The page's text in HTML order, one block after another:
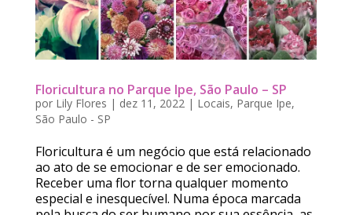
Floricultura no Parque Ipe, São Paulo – SP
por Lily Flores | dez 11, 2022| Locais, Parque Ipe,
São Paulo - SP
Floricultura é um negócio que está relacionado
ao ato de se emocionar e de ser emocionado.
Receber uma flor torna qualquer momento
especial e inesquecível. Numa época marcada